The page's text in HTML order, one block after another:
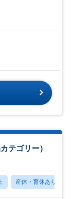
テゴリー）
産休・育休あり